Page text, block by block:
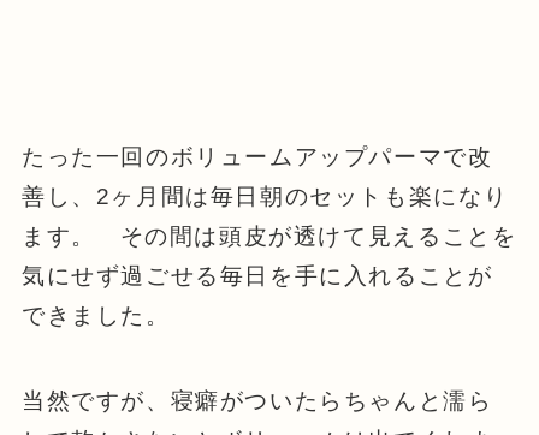
たった一回のボリュームアップパーマで改
善し、2ヶ月間は毎日朝のセットも楽になり
ます。 その間は頭皮が透けて見えることを
気にせず過ごせる毎日を手に入れることが
できました。
当然ですが、寝癖がついたらちゃんと濡ら